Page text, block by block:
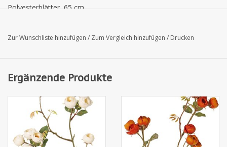
Polyesterblätter, 65 cm
Zur Wunschliste hinzufügen / Zum Vergleich hinzufügen / Drucken
Ergänzende Produkte